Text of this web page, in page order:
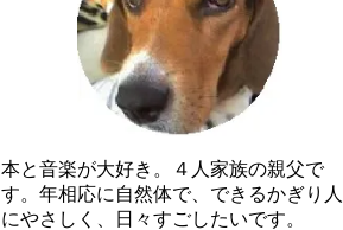
本と音楽が大好き。４人家族の親父で
す。年相応に自然体で、できるかぎり人
にやさしく、日々すごしたいです。